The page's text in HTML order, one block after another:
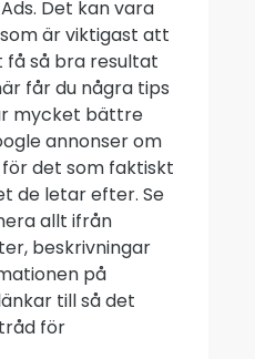
Det kan vara
är viktigast att
så bra resultat
får du några tips
mycket bättre
annonser om
det som faktiskt
de letar efter. Se
allt ifrån
beskrivningar
på
till så det
för